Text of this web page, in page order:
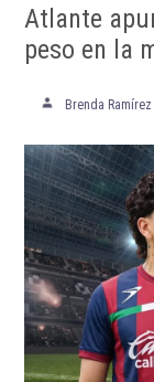
Atlante
peso en la
Brenda